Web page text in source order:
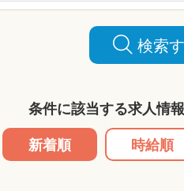
検索
条件に該当する求人情
新着順
時給順